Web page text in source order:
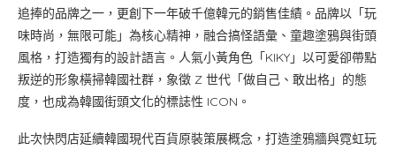
追捧的品牌之一，更創下一年破千億韓元的銷售佳績。品牌以「玩
味時尚，無限可能」為核心精神，融合搞怪語彙、童趣塗鴉與街頭
風格，打造獨有的設計語言。人氣小黃角色「KIKY」以可愛卻帶點
叛逆的形象橫掃韓國社群，象徵 Z 世代「做自己、敢出格」的態
度，也成為韓國街頭文化的標誌性 ICON。
此次快閃店延續韓國現代百貨原裝策展概念，打造塗鴉牆與霓虹玩